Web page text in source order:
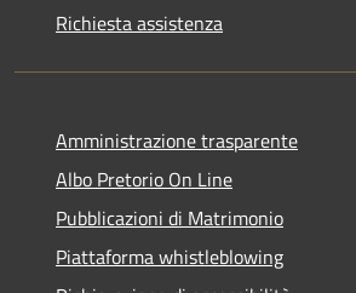
Richiesta assistenza
Amministrazione trasparente
Albo Pretorio On Line
Pubblicazioni di Matrimonio
Piattaforma whistleblowing